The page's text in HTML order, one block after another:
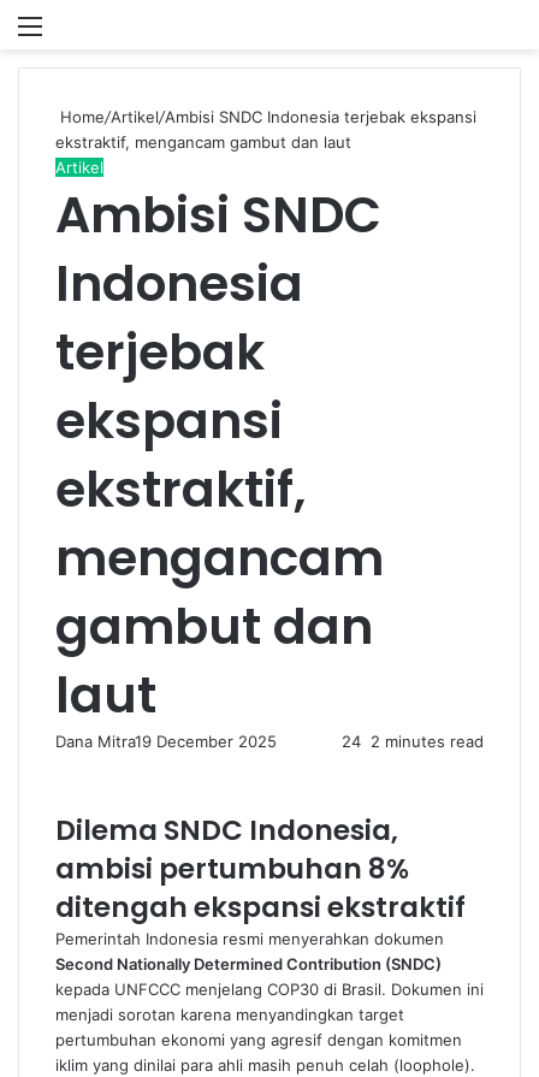
Menu
Home/Artikel/Ambisi SNDC Indonesia terjebak ekspansi
ekstraktif, mengancam gambut dan laut
Artikel
Ambisi SNDC
Indonesia
terjebak
ekspansi
ekstraktif,
mengancam
gambut dan
laut
Dana Mitra19 December 2025 24 2 minutes read
Dilema SNDC Indonesia,
ambisi pertumbuhan 8%
ditengah ekspansi ekstraktif
Pemerintah Indonesia resmi menyerahkan dokumen
Second Nationally Determined Contribution (SNDC)
kepada UNFCCC menjelang COP30 di Brasil. Dokumen ini
menjadi sorotan karena menyandingkan target
pertumbuhan ekonomi yang agresif dengan komitmen
iklim yang dinilai para ahli masih penuh celah (loophole).